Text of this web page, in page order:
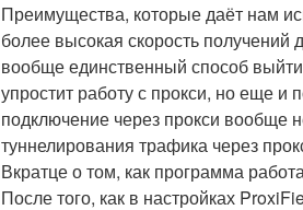
Преимущества, которые даёт нам
более высокая скорость получений
вообще единственный способ
упростит работу с прокси, но еще и
подключение через прокси вообще
туннелирования трафика через
Вкратце о том, как программа
После того, как в настройках